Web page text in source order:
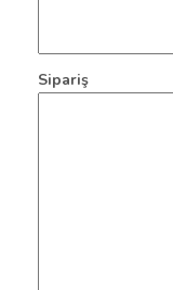
Sipariş